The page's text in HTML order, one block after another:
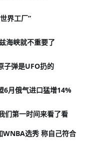
界工厂”
海峡就不重要了
子弹是UFO扔的
6月俄气进口猛增14%
们第一时间来看了看
选秀 称自己符合